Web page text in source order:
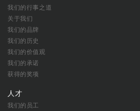
我们的行事之道
关于我们
我们的品牌
我们的历史
我们的价值观
我们的承诺
获得的奖项
人才
我们的员工